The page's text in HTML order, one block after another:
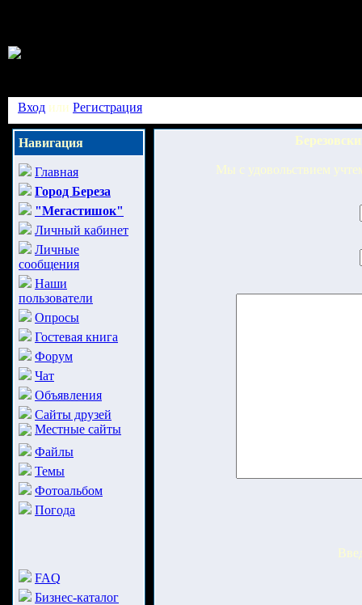
Вход или Регистрация
Навигация
Главная
Город Береза
"Мегастишок"
Личный кабинет
Личные
сообщения
Наши
пользователи
Опросы
Гостевая книга
Форум
Чат
Объявления
Сайты друзей
Местные сайты
Файлы
Темы
Фотоальбом
Погода
FAQ
Бизнес-каталог
Мы с удовольствием